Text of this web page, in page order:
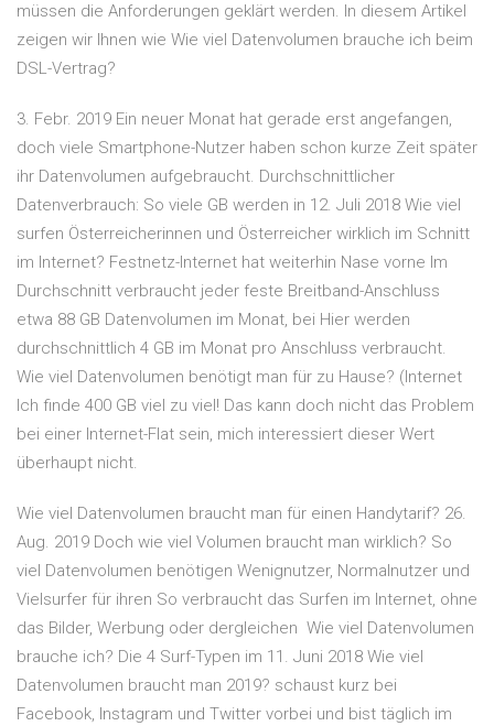
müssen die Anforderungen geklärt werden. In diesem Artikel
zeigen wir Ihnen wie Wie viel Datenvolumen brauche ich beim
DSL-Vertrag?
3. Febr. 2019 Ein neuer Monat hat gerade erst angefangen,
doch viele Smartphone-Nutzer haben schon kurze Zeit später
ihr Datenvolumen aufgebraucht. Durchschnittlicher
Datenverbrauch: So viele GB werden in 12. Juli 2018 Wie viel
surfen Österreicherinnen und Österreicher wirklich im Schnitt
im Internet? Festnetz-Internet hat weiterhin Nase vorne Im
Durchschnitt verbraucht jeder feste Breitband-Anschluss
etwa 88 GB Datenvolumen im Monat, bei Hier werden
durchschnittlich 4 GB im Monat pro Anschluss verbraucht.
Wie viel Datenvolumen benötigt man für zu Hause? (Internet
Ich finde 400 GB viel zu viel! Das kann doch nicht das Problem
bei einer Internet-Flat sein, mich interessiert dieser Wert
überhaupt nicht.
Wie viel Datenvolumen braucht man für einen Handytarif? 26.
Aug. 2019 Doch wie viel Volumen braucht man wirklich? So
viel Datenvolumen benötigen Wenignutzer, Normalnutzer und
Vielsurfer für ihren So verbraucht das Surfen im Internet, ohne
das Bilder, Werbung oder dergleichen Wie viel Datenvolumen
brauche ich? Die 4 Surf-Typen im 11. Juni 2018 Wie viel
Datenvolumen braucht man 2019? schaust kurz bei
Facebook, Instagram und Twitter vorbei und bist täglich im